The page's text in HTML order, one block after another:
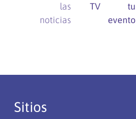
las
noticias
TV
tu
evento
Sitios